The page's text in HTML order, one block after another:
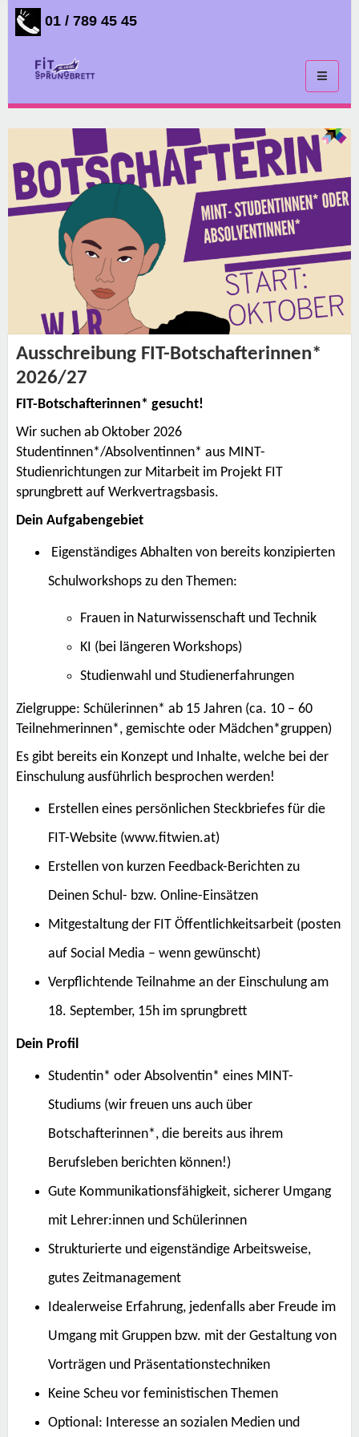
01 / 789 45 45
Toggle
Ausschreibung FIT-Botschafterinnen*
2026/27
FIT-Botschafterinnen* gesucht!
Wir suchen ab Oktober 2026
Studentinnen*/Absolventinnen* aus MINT-
Studienrichtungen zur Mitarbeit im Projekt FIT
sprungbrett auf Werkvertragsbasis.
Dein Aufgabengebiet
Eigenständiges Abhalten von bereits konzipierten
Schulworkshops zu den Themen:
Frauen in Naturwissenschaft und Technik
KI (bei längeren Workshops)
Studienwahl und Studienerfahrungen
Zielgruppe: Schülerinnen* ab 15 Jahren (ca. 10 – 60
Teilnehmerinnen*, gemischte oder Mädchen*gruppen)
Es gibt bereits ein Konzept und Inhalte, welche bei der
Einschulung ausführlich besprochen werden!
Erstellen eines persönlichen Steckbriefes für die
FIT-Website (www.fitwien.at)
Erstellen von kurzen Feedback-Berichten zu
Deinen Schul- bzw. Online-Einsätzen
Mitgestaltung der FIT Öffentlichkeitsarbeit (posten
auf Social Media – wenn gewünscht)
Verpflichtende Teilnahme an der Einschulung am
18. September, 15h im sprungbrett
Dein Profil
Studentin* oder Absolventin* eines MINT-
Studiums (wir freuen uns auch über
Botschafterinnen*, die bereits aus ihrem
Berufsleben berichten können!)
Gute Kommunikationsfähigkeit, sicherer Umgang
mit Lehrer:innen und Schülerinnen
Strukturierte und eigenständige Arbeitsweise,
gutes Zeitmanagement
Idealerweise Erfahrung, jedenfalls aber Freude im
Umgang mit Gruppen bzw. mit der Gestaltung von
Vorträgen und Präsentationstechniken
Keine Scheu vor feministischen Themen
Optional: Interesse an sozialen Medien und